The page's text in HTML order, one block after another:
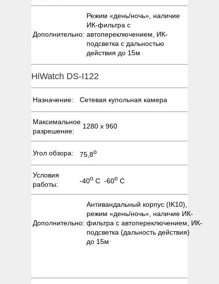
Дополнительно:
Режим «день/ночь», наличие
ИК-фильтра с
автопереключением, ИК-
подсветка с дальностью
действия до 15м
HiWatch DS-I122
Назначение: Сетевая купольная камера
Максимальное
разрешение:
1280 х 960
Угол обзора: 75,8о
Условия
работы:
-40о С -60о С
Дополнительно:
Антивандальный корпус (IK10),
режим «день/ночь», наличие ИК-
фильтра с автопереключением, ИК-
подсветка (дальность действия)
до 15м